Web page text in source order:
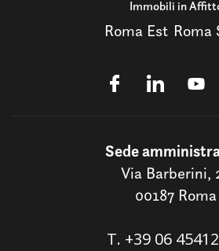
Immobili in
Roma Est Roma
Sede
Via Barberini,
00187 Roma
T. +39 06